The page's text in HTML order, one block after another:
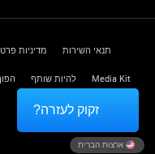
תנאי השירות מדיניות
Media Kit להיות שותף
ארצות הברית
זקוק לעזרה?